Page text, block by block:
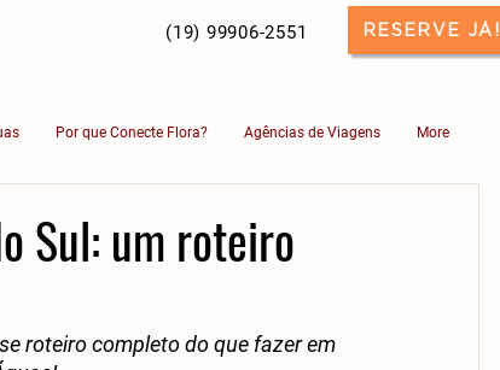
(19) 99906-2551 RESERVE JÁ!
Por que Conecte Flora? Agências de Viagens More
Sul: um roteiro
roteiro completo do que fazer em